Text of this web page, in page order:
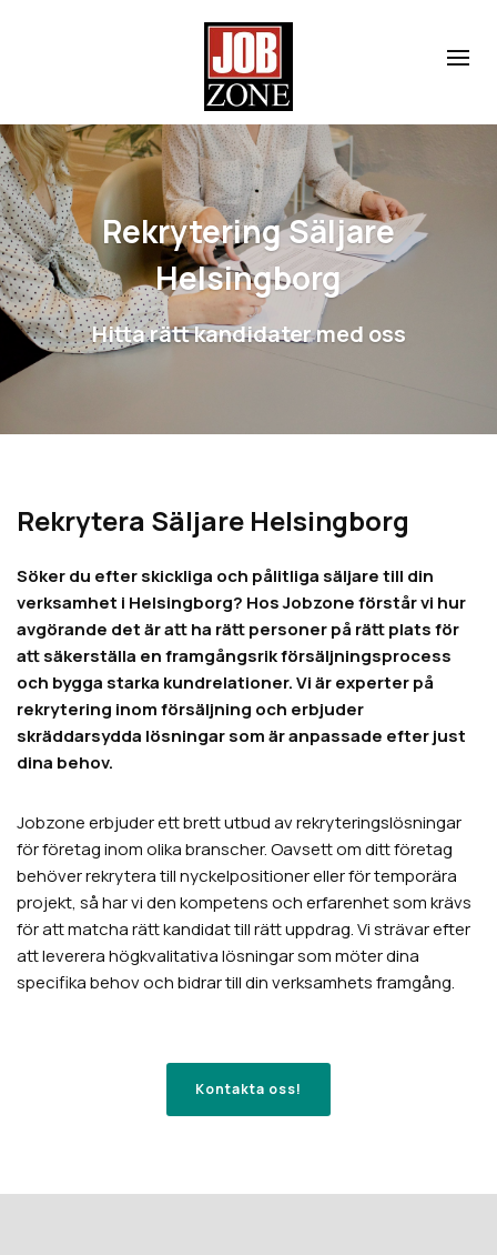
Rekrytering Säljare
Helsingborg
Hitta rätt kandidater med oss
Rekrytera Säljare Helsingborg
Söker du efter skickliga och pålitliga säljare till din
verksamhet i Helsingborg? Hos Jobzone förstår vi hur
avgörande det är att ha rätt personer på rätt plats för
att säkerställa en framgångsrik försäljningsprocess
och bygga starka kundrelationer. Vi är experter på
rekrytering inom försäljning och erbjuder
skräddarsydda lösningar som är anpassade efter just
dina behov.
Jobzone erbjuder ett brett utbud av rekryteringslösningar
för företag inom olika branscher. Oavsett om ditt företag
behöver rekrytera till nyckelpositioner eller för temporära
projekt, så har vi den kompetens och erfarenhet som krävs
för att matcha rätt kandidat till rätt uppdrag. Vi strävar efter
att leverera högkvalitativa lösningar som möter dina
specifika behov och bidrar till din verksamhets framgång.
Kontakta oss!